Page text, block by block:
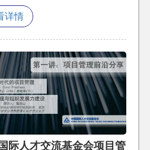
极推动了中俄高校的深入合
接。
详情
际人才交流基金会项目管